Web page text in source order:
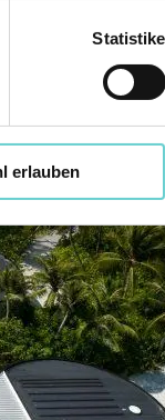
erlauben